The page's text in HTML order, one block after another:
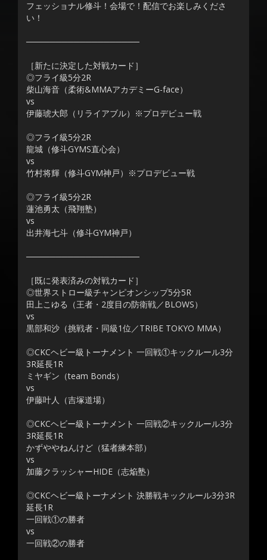
フェッショナル修斗！会場で！配信でお楽しみくださ
い！
───────────────────
［新たに決定した対戦カード］
◎フライ級5分2R
柴山海音（柔術&MMAアカデミーG-face）
vs
伊藤琥大郎（リライアブル）※プロデビュー戦
◎フライ級5分2R
龍城（修斗GYMS直心会）
vs
竹村将輝（修斗GYM神戸）※プロデビュー戦
◎フライ級5分2R
蓮池勇太（飛翔塾）
vs
出井海七斗（修斗GYM神戸）
───────────────────
［既に発表済みの対戦カード］
◎世界ストロー級チャンピオンシップ5分5R
田上こゆる（王者・2度目の防衛戦／BLOWS）
vs
黒部和沙（挑戦者・同級1位／TRIBE TOKYO MMA）
◎CKCヘビー級トーナメント 一回戦①キックルール3分
3R延長1R
ミヤギン（team Bonds）
vs
伊藤叶人（吉塚道場）
◎CKCヘビー級トーナメント 一回戦②キックルール3分
3R延長1R
かずややねんけど（猛者練本部）
vs
加藤クラッシャーHIDE（志焔塾）
◎CKCヘビー級トーナメント 決勝戦キックルール3分3R
延長1R
一回戦①の勝者
vs
一回戦②の勝者